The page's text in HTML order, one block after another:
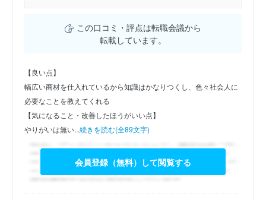
この口コミ・評点は転職会議から
転載しています。
【良い点】
幅広い商材を仕入れているから知識はかなりつくし、色々社会人に
必要なことを教えてくれる
【気になること・改善したほうがいい点】
やりがいは無い...続きを読む(全89文字)
会員登録（無料）して閲覧する